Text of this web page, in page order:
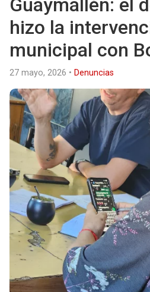
Guaymallén: el
hizo la
municipal con
27 mayo, 2026 • Denuncias